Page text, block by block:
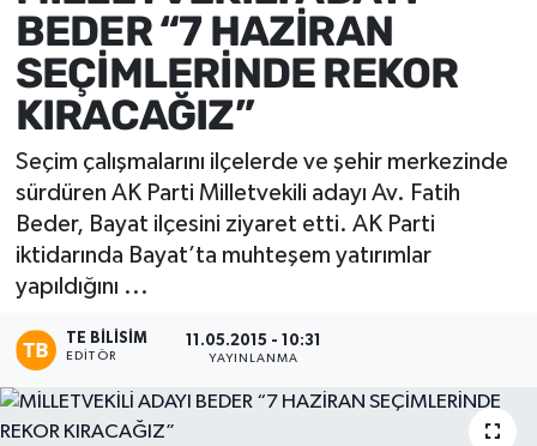
BEDER “7 HAZİRAN
SEÇİMLERİNDE REKOR
KIRACAĞIZ”
Seçim çalışmalarını ilçelerde ve şehir merkezinde
sürdüren AK Parti Milletvekili adayı Av. Fatih
Beder, Bayat ilçesini ziyaret etti. AK Parti
iktidarında Bayat’ta muhteşem yatırımlar
yapıldığını ...
TE BILISIM
EDITÖR
11.05.2015 - 10:31
YAYINLANMA
Eğitim
Sivil Toplum
Ekonomi
Magazin
Etkinlikler